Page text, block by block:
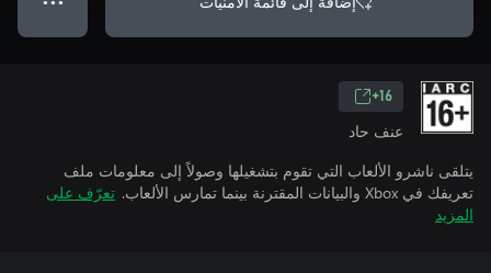
16+
عنف حاد
يتلقى ناشرو الألعاب التي تقوم بتشغيلها وصولاً إلى معلومات ملف
تعريفك في Xbox والبيانات المقترنة بينما تمارس الألعاب.
تعرّف على
المزيد